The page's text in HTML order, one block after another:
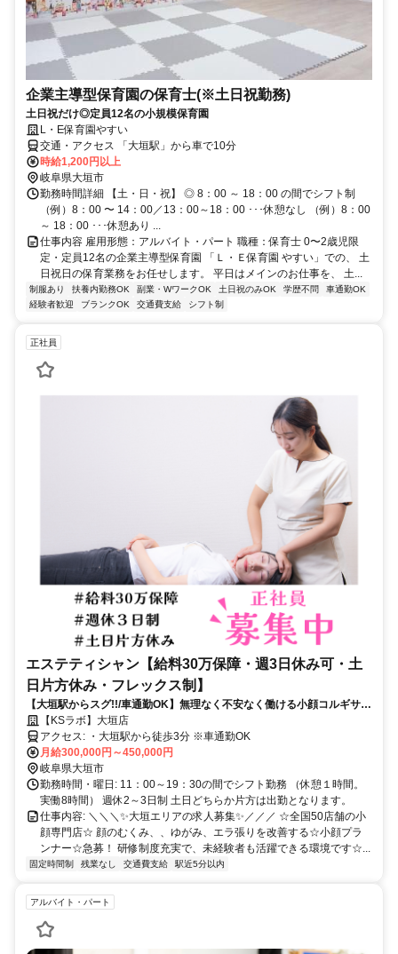
企業主導型保育園の保育士(※土日祝勤務)
土日祝だけ◎定員12名の小規模保育園
L・E保育園やすい
交通・アクセス 「大垣駅」から車で10分
時給1,200円以上
岐阜県大垣市
勤務時間詳細 【土・日・祝】 ◎ 8：00 ～ 18：00 の間でシフト制
（例）8：00 〜 14：00／13：00～18：00 ･･･休憩なし （例）8：00
～ 18：00 ･･･休憩あり ...
仕事内容 雇用形態：アルバイト・パート 職種：保育士 0〜2歳児限
定・定員12名の企業主導型保育園 「Ｌ・Ｅ保育園 やすい」での、 土
日祝日の保育業務をお任せします。 平日はメインのお仕事を、 土...
制服あり 扶養内勤務OK 副業・WワークOK 土日祝のみOK 学歴不問
車通勤OK
経験者歓迎
ブランクOK 交通費支給 シフト制
正社員
エステティシャン【給料30万保障・週3日休み可・土
日片方休み・フレックス制】
【大垣駅からスグ!!/車通勤OK】無理なく不安なく働ける小顔コルギサロ
ン
【KSラボ】大垣店
アクセス: ・大垣駅から徒歩3分 ※車通勤OK
月給300,000円～450,000円
岐阜県大垣市
勤務時間・曜日: 11：00～19：30の間でシフト勤務 （休憩１時間。
実働8時間） 週休2～3日制 土日どちらか片方は出勤となります。
仕事内容: ＼＼＼✨大垣エリアの求人募集✨／／／ ☆全国50店舗の小
顔専門店☆ 顔のむくみ、、ゆがみ、エラ張りを改善する☆小顔プラ
ンナー☆急募！ 研修制度充実で、未経験者も活躍できる環境です☆...
固定時間制 残業なし 交通費支給 駅近5分以内
アルバイト・パート